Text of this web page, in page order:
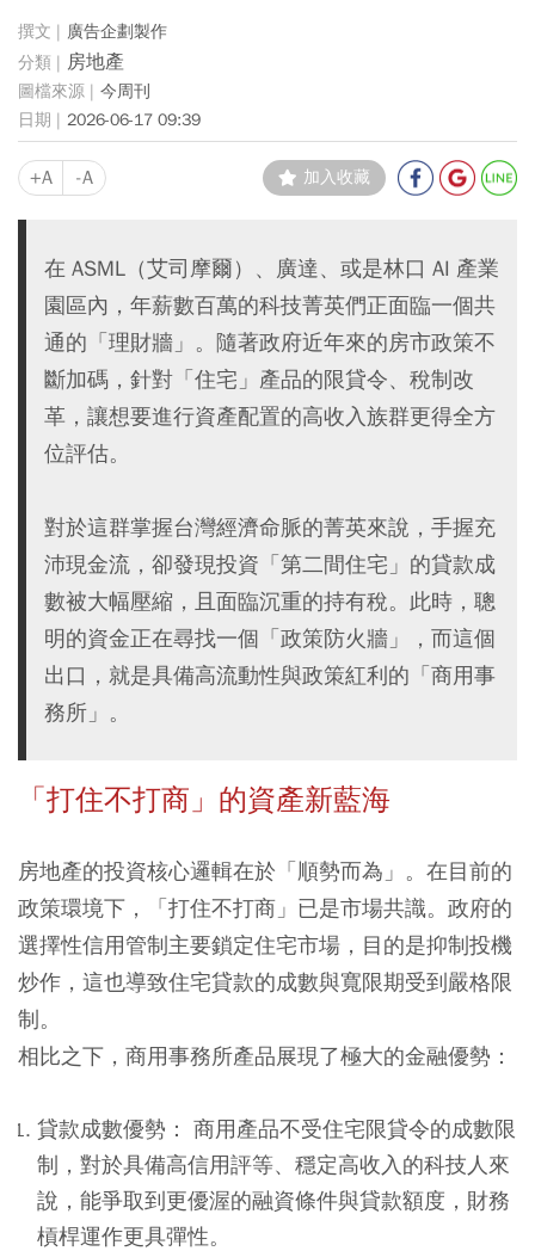
廣告企劃製作
房地產
今周刊
2026-06-17 09:39
+A -A 加入收藏
在 ASML（艾司摩爾）、廣達、或是林口 AI 產業
園區內，年薪數百萬的科技菁英們正面臨一個共
通的「理財牆」。隨著政府近年來的房市政策不
斷加碼，針對「住宅」產品的限貸令、稅制改
革，讓想要進行資產配置的高收入族群更得全方
位評估。
對於這群掌握台灣經濟命脈的菁英來說，手握充
沛現金流，卻發現投資「第二間住宅」的貸款成
數被大幅壓縮，且面臨沉重的持有稅。此時，聰
明的資金正在尋找一個「政策防火牆」，而這個
出口，就是具備高流動性與政策紅利的「商用事
務所」。
「打住不打商」的資產新藍海
房地產的投資核心邏輯在於「順勢而為」。在目前的
政策環境下，「打住不打商」已是市場共識。政府的
選擇性信用管制主要鎖定住宅市場，目的是抑制投機
炒作，這也導致住宅貸款的成數與寬限期受到嚴格限
制。
相比之下，商用事務所產品展現了極大的金融優勢：
貸款成數優勢 ： 商用產品不受住宅限貸令的成數限
制，對於具備高信用評等、穩定高收入的科技人來
說，能爭取到更優渥的融資條件與貸款額度，財務
槓桿運作更具彈性。